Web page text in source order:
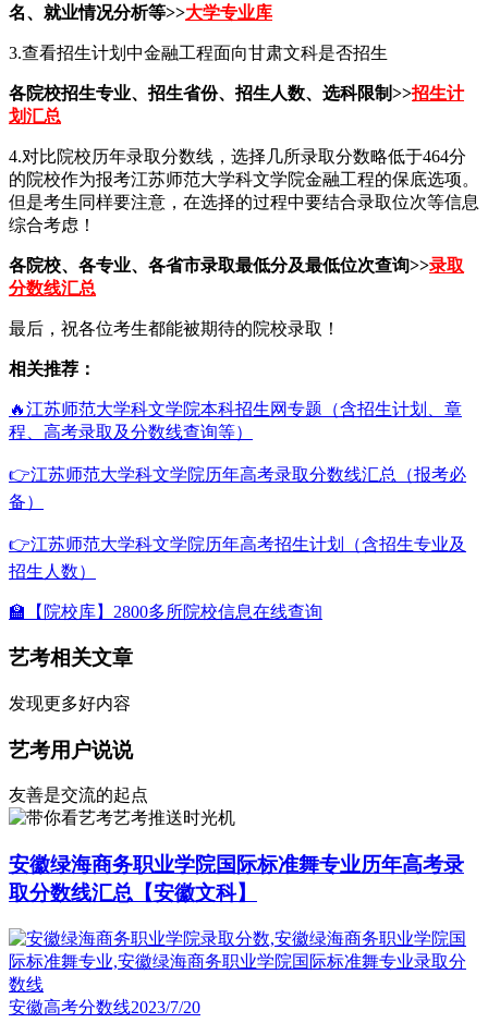
名、就业情况分析等>>大学专业库
3.查看招生计划中金融工程面向甘肃文科是否招生
各院校招生专业、招生省份、招生人数、选科限制>>招生计
划汇总
4.对比院校历年录取分数线，选择几所录取分数略低于464分
的院校作为报考江苏师范大学科文学院金融工程的保底选项。
但是考生同样要注意，在选择的过程中要结合录取位次等信息
综合考虑！
各院校、各专业、各省市录取最低分及最低位次查询>>录取
分数线汇总
最后，祝各位考生都能被期待的院校录取！
相关推荐：
🔥江苏师范大学科文学院本科招生网专题（含招生计划、章
程、高考录取及分数线查询等）
👉江苏师范大学科文学院历年高考录取分数线汇总（报考必
备）
👉江苏师范大学科文学院历年高考招生计划（含招生专业及
招生人数）
🏫【院校库】2800多所院校信息在线查询
艺考相关文章
发现更多好内容
艺考用户说说
友善是交流的起点
艺考推送时光机
安徽绿海商务职业学院国际标准舞专业历年高考录
取分数线汇总【安徽文科】
安徽高考分数线2023/7/20